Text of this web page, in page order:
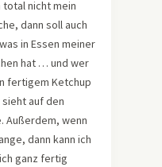
total nicht mein
dann soll auch
in Essen meiner
hat … und wer
fertigem Ketchup
auf den
Außerdem, wenn
dann kann ich
ganz fertig